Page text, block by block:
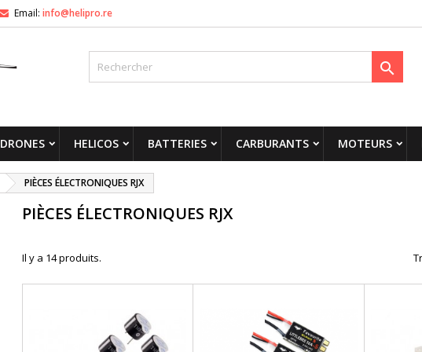
Email: info@helipro.re

DRONES HELICOS BATTERIES CARBURANTS MOTEURS
PIÈCES ÉLECTRONIQUES RJX
PIÈCES ÉLECTRONIQUES RJX
Il y a 14 produits.